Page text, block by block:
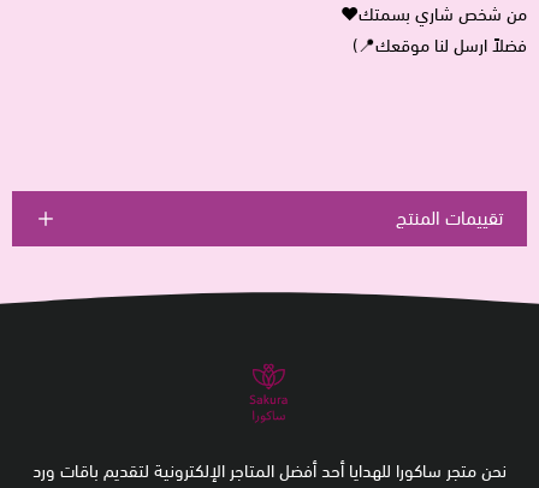
من شخص شاري بسمتك♥
فضلاً ارسل لنا موقعك📍)
تقييمات المنتج
نحن متجر ساكورا للهدايا أحد أفضل المتاجر الإلكترونية لتقديم باقات ورد